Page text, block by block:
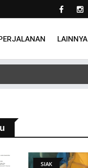
LAINNYA
PHI
SIAK